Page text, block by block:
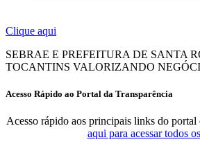
Clique aqui
SEBRAE E PREFEITURA DE SANTA
TOCANTINS VALORIZANDO
Acesso Rápido ao Portal da Transparência
Acesso rápido aos principais links do portal
aqui para acessar todos